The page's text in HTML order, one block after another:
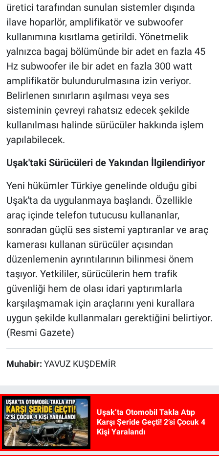
üretici tarafından sunulan sistemler dışında
ilave hoparlör, amplifikatör ve subwoofer
kullanımına kısıtlama getirildi. Yönetmelik
yalnızca bagaj bölümünde bir adet en fazla 45
Hz subwoofer ile bir adet en fazla 300 watt
amplifikatör bulundurulmasına izin veriyor.
Belirlenen sınırların aşılması veya ses
sisteminin çevreyi rahatsız edecek şekilde
kullanılması halinde sürücüler hakkında işlem
yapılabilecek.
Uşak'taki Sürücüleri de Yakından İlgilendiriyor
Yeni hükümler Türkiye genelinde olduğu gibi
Uşak'ta da uygulanmaya başlandı. Özellikle
araç içinde telefon tutucusu kullananlar,
sonradan güçlü ses sistemi yaptıranlar ve araç
kamerası kullanan sürücüler açısından
düzenlemenin ayrıntılarının bilinmesi önem
taşıyor. Yetkililer, sürücülerin hem trafik
güvenliği hem de olası idari yaptırımlarla
karşılaşmamak için araçlarını yeni kurallara
uygun şekilde kullanmaları gerektiğini belirtiyor.
(Resmi Gazete)
Muhabir: YAVUZ KUŞDEMİR
Uşak’ta Otomobil Takla Atıp
Karşı Şeride Geçti! 2’si Çocuk 4
Kişi Yaralandı